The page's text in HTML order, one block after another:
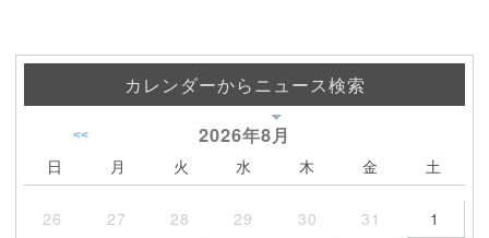
カレンダーからニュース検索
2026年8月
<<
日 月 火 水 木 金 土
26 27 28 29 30 31
1